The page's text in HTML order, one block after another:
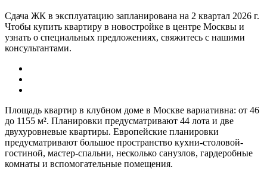
Сдача ЖК в эксплуатацию запланирована на 2 квартал 2026 г.
Чтобы купить квартиру в новостройке в центре Москвы и
узнать о специальных предложениях, свяжитесь с нашими
консультантами.
Площадь квартир в клубном доме в Москве вариативна: от 46
до 1155 м². Планировки предусматривают 44 лота и две
двухуровневые квартиры. Европейские планировки
предусматривают большое пространство кухни-столовой-
гостиной, мастер-спальни, несколько санузлов, гардеробные
комнаты и вспомогательные помещения.